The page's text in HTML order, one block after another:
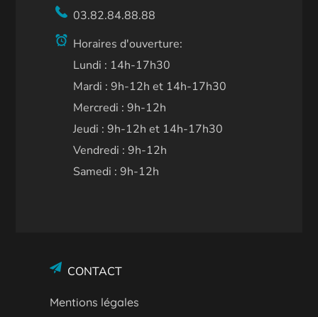
03.82.84.88.88
Horaires d'ouverture:
Lundi : 14h-17h30
Mardi : 9h-12h et 14h-17h30
Mercredi : 9h-12h
Jeudi : 9h-12h et 14h-17h30
Vendredi : 9h-12h
Samedi : 9h-12h
CONTACT
Mentions légales